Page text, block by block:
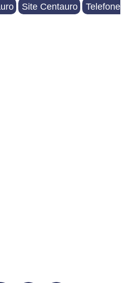
Site Centauro
Telefone